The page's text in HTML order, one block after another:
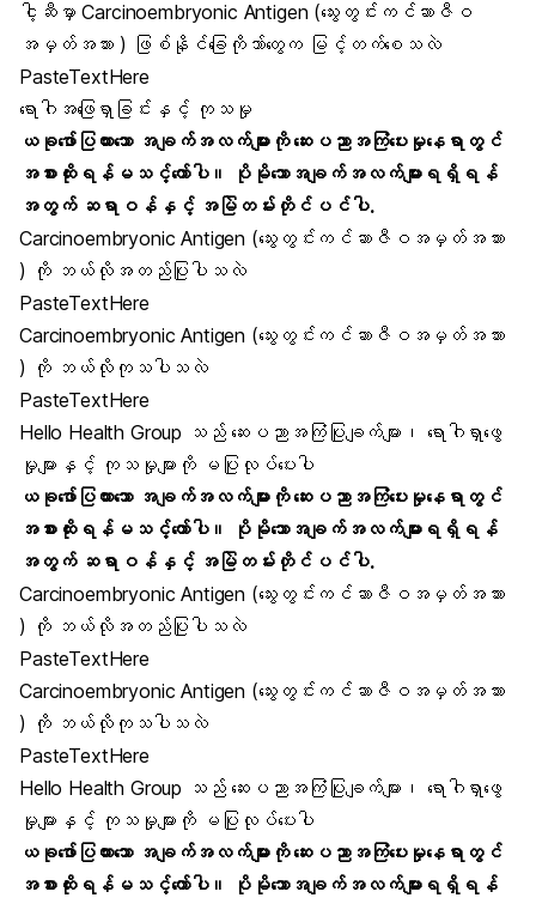
ငါ့ဆီမှာ Carcinoembryonic Antigen (သွေးတွင်းကင်ဆာဇီဝ
အမှတ်အသား ) ဖြစ်နိုင်ခြေကိုဘာ်တွေက မြင့်တက်စေသလဲ
PasteTextHere
ရောဂါအဖြေရှာခြင်းနှင့် ကုသမှု
ယခုဖော်ပြထားသော အချက်အလက်များကို ဆေးပညာအကြံပေးမှုနေရာတွင်
အစားထိုးရန်မသင့်တော်ပါ။ ပိုမိုသောအချက်အလက်များရရှိရန်
အတွက် ဆရာဝန်နှင့် အမြဲတမ်းတိုင်ပင်ပါ.
Carcinoembryonic Antigen (သွေးတွင်းကင်ဆာဇီဝအမှတ်အသား
) ကို ဘယ်လိုအတည်ပြုပါသလဲ
PasteTextHere
Carcinoembryonic Antigen (သွေးတွင်းကင်ဆာဇီဝအမှတ်အသား
) ကို ဘယ်လိုကုသပါသလဲ
PasteTextHere
Hello Health Group သည် ဆေးပညာအကြံပြုချက်များ၊ ရောဂါရှာဖွေ
မှုများနှင့် ကုသမှုများကို မပြုလုပ်ပေးပါ
ယခုဖော်ပြထားသော အချက်အလက်များကို ဆေးပညာအကြံပေးမှုနေရာတွင်
အစားထိုးရန်မသင့်တော်ပါ။ ပိုမိုသောအချက်အလက်များရရှိရန်
အတွက် ဆရာဝန်နှင့် အမြဲတမ်းတိုင်ပင်ပါ.
Carcinoembryonic Antigen (သွေးတွင်းကင်ဆာဇီဝအမှတ်အသား
) ကို ဘယ်လိုအတည်ပြုပါသလဲ
PasteTextHere
Carcinoembryonic Antigen (သွေးတွင်းကင်ဆာဇီဝအမှတ်အသား
) ကို ဘယ်လိုကုသပါသလဲ
PasteTextHere
Hello Health Group သည် ဆေးပညာအကြံပြုချက်များ၊ ရောဂါရှာဖွေ
မှုများနှင့် ကုသမှုများကို မပြုလုပ်ပေးပါ
ယခုဖော်ပြထားသော အချက်အလက်များကို ဆေးပညာအကြံပေးမှုနေရာတွင်
အစားထိုးရန်မသင့်တော်ပါ။ ပိုမိုသောအချက်အလက်များရရှိရန်